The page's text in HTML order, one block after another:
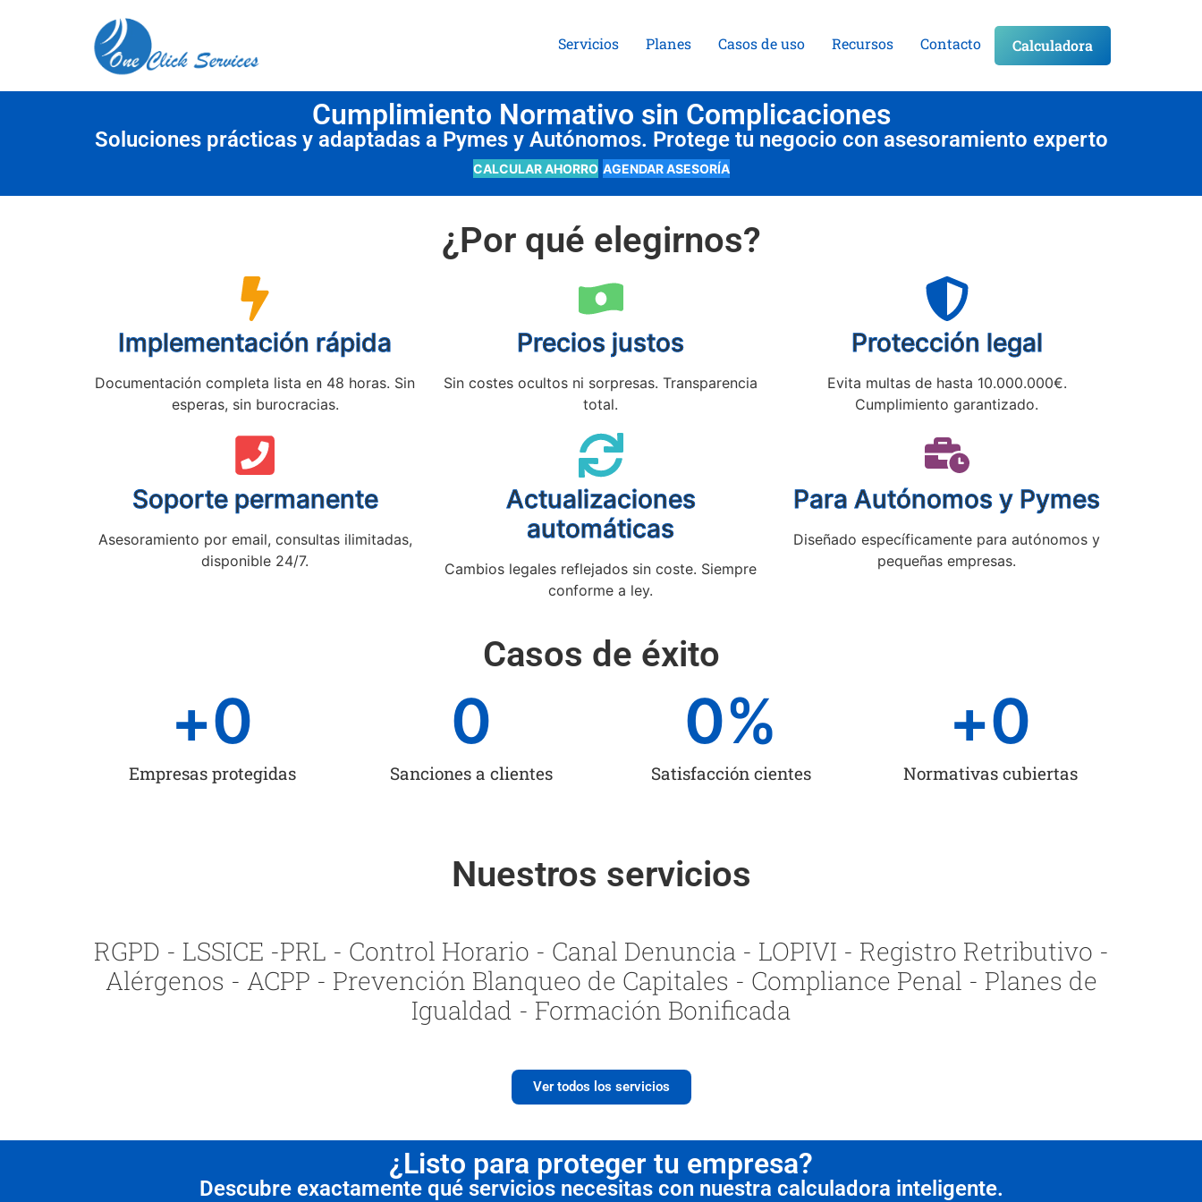
Servicios Planes Casos de uso Recursos Contacto Calculadora
Cumplimiento Normativo sin Complicaciones
Soluciones prácticas y adaptadas a Pymes y Autónomos. Protege tu negocio con asesoramiento experto
CALCULAR AHORRO AGENDAR ASESORÍA
¿Por qué elegirnos?
Implementación rápida
Documentación completa lista en 48 horas. Sin
esperas, sin burocracias.
Precios justos
Sin costes ocultos ni sorpresas. Transparencia
total.
Protección legal
Evita multas de hasta 10.000.000€.
Cumplimiento garantizado.
Soporte permanente
Asesoramiento por email, consultas ilimitadas,
disponible 24/7.
Actualizaciones
automáticas
Cambios legales reflejados sin coste. Siempre
conforme a ley.
Para Autónomos y Pymes
Diseñado específicamente para autónomos y
pequeñas empresas.
Casos de éxito
Empresas protegidas
+0
Sanciones a clientes
0
Satisfacción cientes
0%
Normativas cubiertas
+0
Nuestros servicios
RGPD - LSSICE -PRL - Control Horario - Canal Denuncia - LOPIVI - Registro Retributivo -
Alérgenos - ACPP - Prevención Blanqueo de Capitales - Compliance Penal - Planes de
Igualdad - Formación Bonificada
Ver todos los servicios
¿Listo para proteger tu empresa?
Descubre exactamente qué servicios necesitas con nuestra calculadora inteligente.